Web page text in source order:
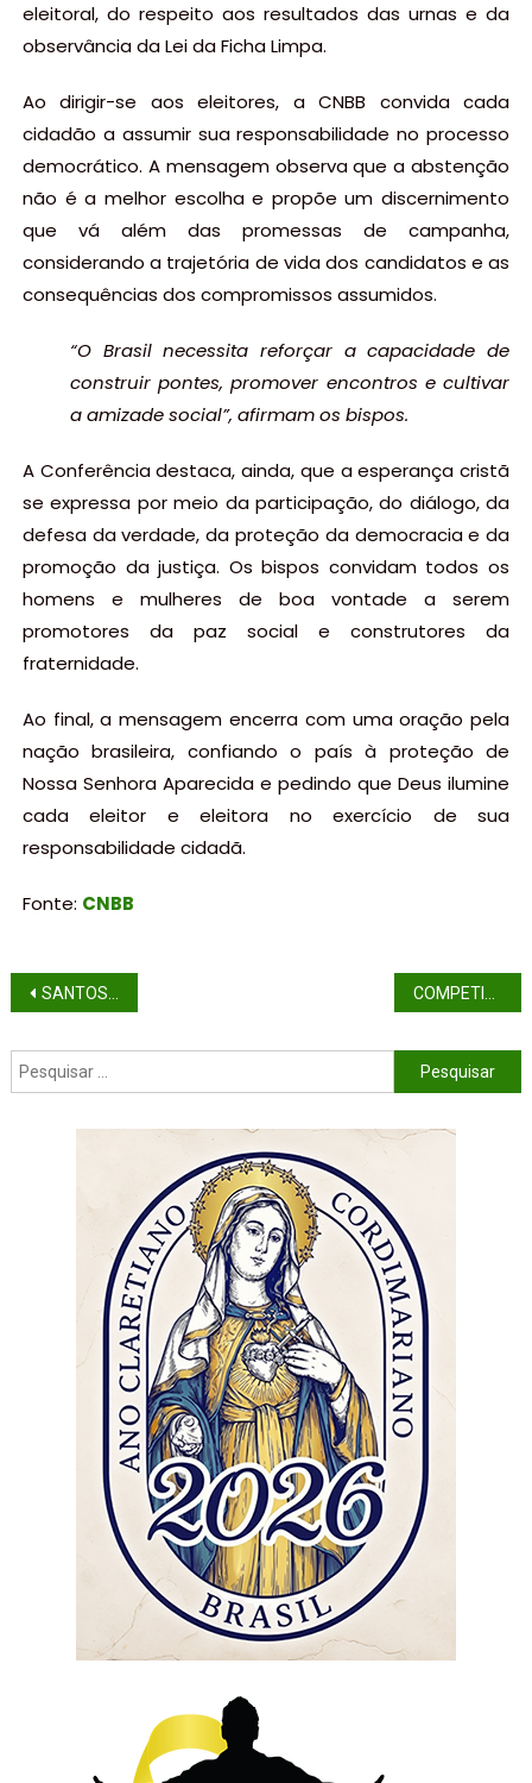
eleitoral, do respeito aos resultados das urnas e da
observância da Lei da Ficha Limpa.
Ao dirigir-se aos eleitores, a CNBB convida cada
cidadão a assumir sua responsabilidade no processo
democrático. A mensagem observa que a abstenção
não é a melhor escolha e propõe um discernimento
que vá além das promessas de campanha,
considerando a trajetória de vida dos candidatos e as
consequências dos compromissos assumidos.
“O Brasil necessita reforçar a capacidade de
construir pontes, promover encontros e cultivar
a amizade social”, afirmam os bispos.
A Conferência destaca, ainda, que a esperança cristã
se expressa por meio da participação, do diálogo, da
defesa da verdade, da proteção da democracia e da
promoção da justiça. Os bispos convidam todos os
homens e mulheres de boa vontade a serem
promotores da paz social e construtores da
fraternidade.
Ao final, a mensagem encerra com uma oração pela
nação brasileira, confiando o país à proteção de
Nossa Senhora Aparecida e pedindo que Deus ilumine
cada eleitor e eleitora no exercício de sua
responsabilidade cidadã.
Fonte: CNBB
SANTOS PEDRO E PAULO APÓSTOLOS, SOLENIDADE – (ANO A)